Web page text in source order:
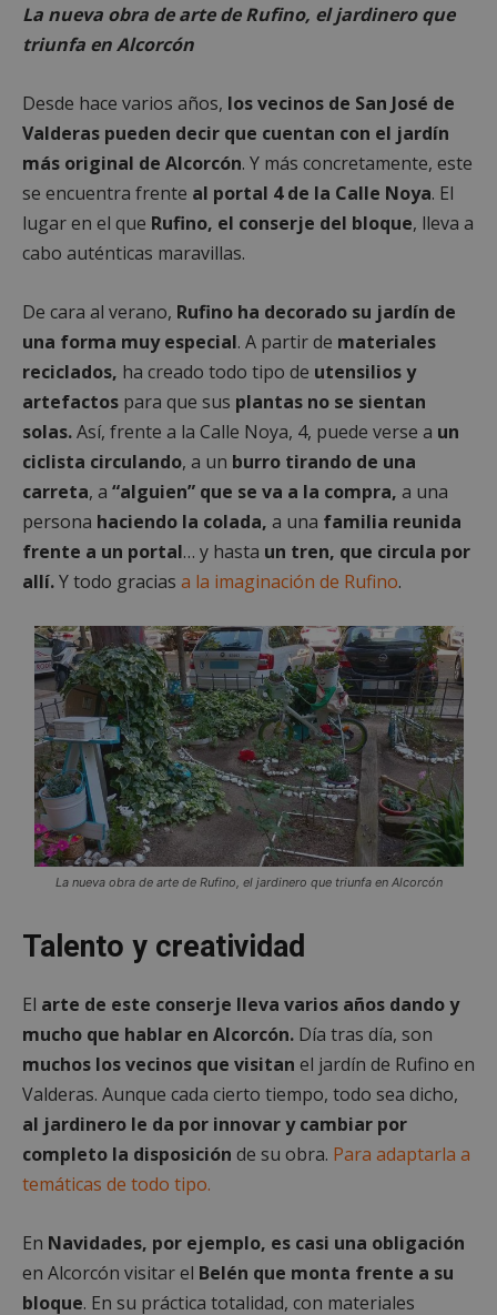
La nueva obra de arte de Rufino, el jardinero que
triunfa en Alcorcón
Desde hace varios años, los vecinos de San José de
Valderas pueden decir que cuentan con el jardín
más original de Alcorcón. Y más concretamente, este
se encuentra frente al portal 4 de la Calle Noya. El
lugar en el que Rufino, el conserje del bloque, lleva a
cabo auténticas maravillas.
De cara al verano, Rufino ha decorado su jardín de
una forma muy especial. A partir de materiales
reciclados, ha creado todo tipo de utensilios y
artefactos para que sus plantas no se sientan
solas.Así, frente a la Calle Noya, 4, puede verse a un
ciclista circulando, a un burro tirando de una
carreta, a “alguien” que se va a la compra, a una
persona haciendo la colada, a una familia reunida
frente a un portal… y hasta un tren, que circula por
allí.Y todo gracias a la imaginación de Rufino.
La nueva obra de arte de Rufino, el jardinero que triunfa en Alcorcón
Talento y creatividad
El arte de este conserje lleva varios años dando y
mucho que hablar en Alcorcón. Día tras día, son
muchos los vecinos que visitan el jardín de Rufino en
Valderas. Aunque cada cierto tiempo, todo sea dicho,
al jardinero le da por innovar y cambiar por
completo la disposición de su obra. Para adaptarla a
temáticas de todo tipo.
En Navidades, por ejemplo, es casi una obligación
en Alcorcón visitar el Belén que monta frente a su
bloque. En su práctica totalidad, con materiales